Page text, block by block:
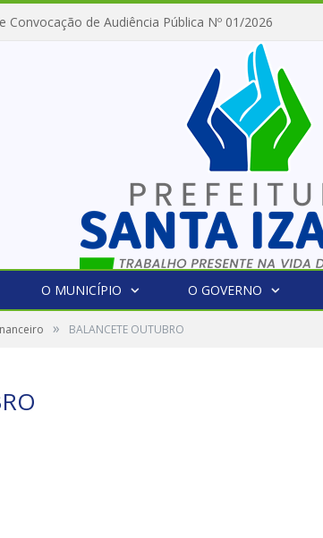
Convocação de Audiência Pública Nº 01/2026
O MUNICÍPIO O GOVERNO
» BALANCETE OUTUBRO